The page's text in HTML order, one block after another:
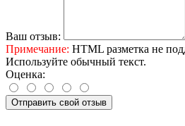
Ваш отзыв:
Примечание: HTML разметка не
Используйте обычный текст.
Оценка:
Отправить свой отзыв